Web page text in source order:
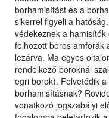
borhamisítást és a
sikerrel figyeli a
védekeznek a
felhozott boros amforák
lezárva. Ma egyes
rendelkező boroknál
egri borok). Felvetődik
borhamisításnak?
vonatkozó jogszabályi